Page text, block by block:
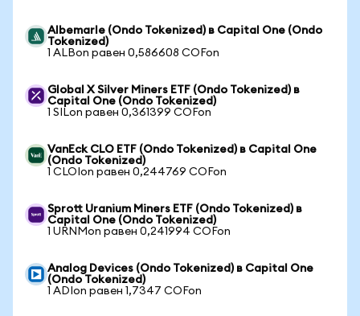
Albemarle (Ondo Tokenized) в Capital One (Ondo
Tokenized)
1 ALBon равен 0,586608 COFon
Global X Silver Miners ETF (Ondo Tokenized) в
Capital One (Ondo Tokenized)
1 SILon равен 0,361399 COFon
VanEck CLO ETF (Ondo Tokenized) в Capital One
(Ondo Tokenized)
1 CLOIon равен 0,244769 COFon
Sprott Uranium Miners ETF (Ondo Tokenized) в
Capital One (Ondo Tokenized)
1 URNMon равен 0,241994 COFon
Analog Devices (Ondo Tokenized) в Capital One
(Ondo Tokenized)
1 ADIon равен 1,7347 COFon